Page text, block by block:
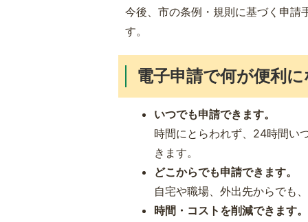
今後、市の条例・規則に基づく申請
す。
電子申請で何が便利
いつでも申請できます。
時間にとらわれず、24時間い
きます。
どこからでも申請できます。
自宅や職場、外出先からでも
時間・コストを削減できます。